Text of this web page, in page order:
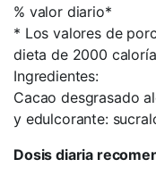
% valor diario*
* Los valores de
dieta de 2000
Ingredientes:
Cacao desgrasado
y edulcorante:
Dosis diaria